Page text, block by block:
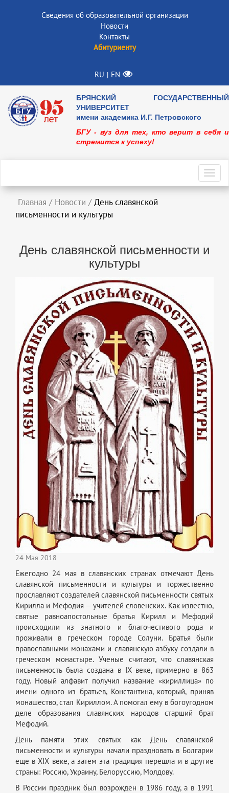
Сведения об образовательной организации
Новости
Контакты
Абитуриенту
RU | EN
БРЯНСКИЙ ГОСУДАРСТВЕННЫЙ
УНИВЕРСИТЕТ
имени академика И.Г. Петровского
БГУ - вуз для тех, кто верит в себя и
стремится к успеху!
Главная / Новости / День славянской
письменности и культуры
День славянской письменности и
культуры
24 Мая 2018
Ежегодно 24 мая в славянских странах отмечают День
славянской письменности и культуры и торжественно
прославляют создателей славянской письменности святых
Кирилла и Мефодия — учителей словенских. Как известно,
святые равноапостольные братья Кирилл и Мефодий
происходили из знатного и благочестивого рода и
проживали в греческом городе Солуни. Братья были
православными монахами и славянскую азбуку создали в
греческом монастыре. Ученые считают, что славянская
письменность была создана в IX веке, примерно в 863
году. Новый алфавит получил название «кириллица» по
имени одного из братьев, Константина, который, приняв
монашество, стал Кириллом. А помогал ему в богоугодном
деле образования славянских народов старший брат
Мефодий.
День памяти этих святых как День славянской
письменности и культуры начали праздновать в Болгарии
еще в XIX веке, а затем эта традиция перешла и в другие
страны: Россию, Украину, Белоруссию, Молдову.
В России праздник был возрожден в 1986 году, а в 1991